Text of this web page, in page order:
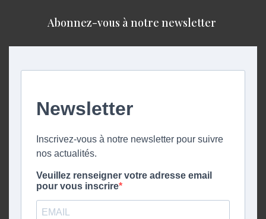
Abonnez-vous à notre newsletter ​